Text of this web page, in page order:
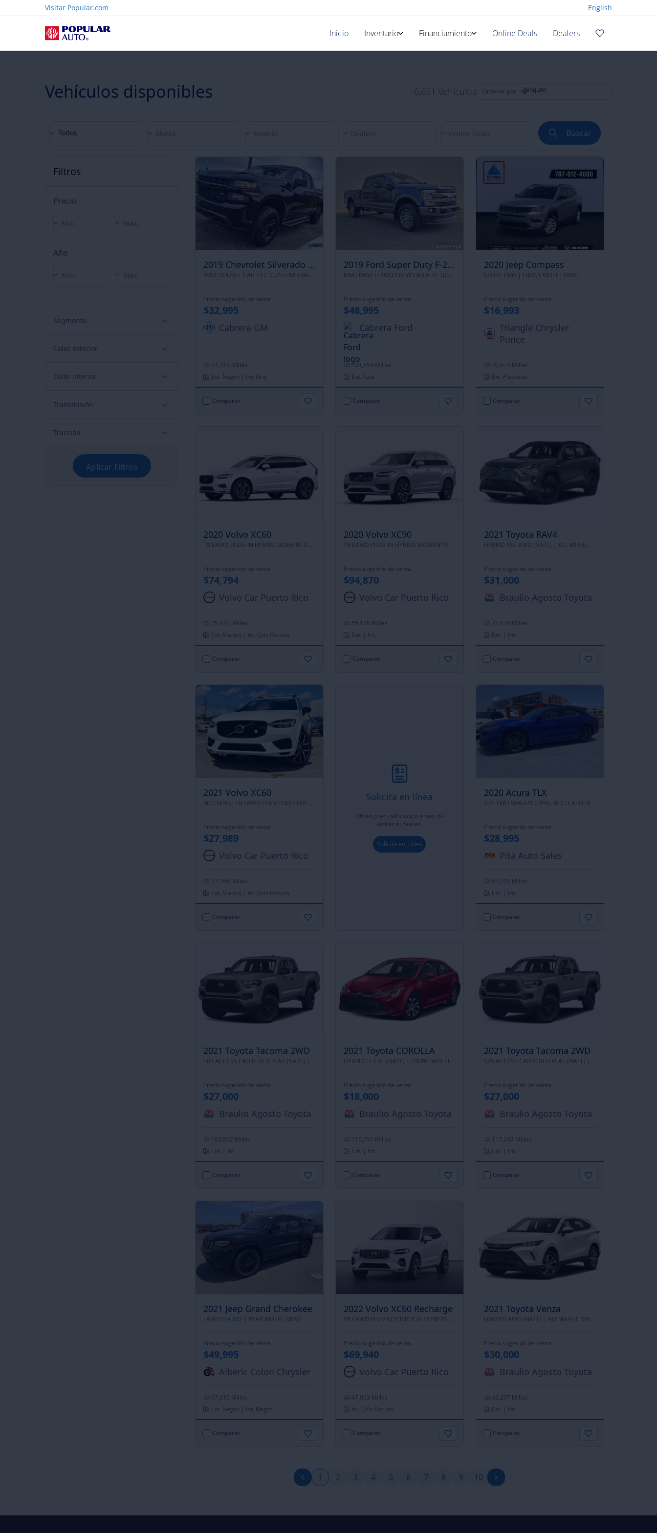
Visitar Popular.com English
Inicio
Inventario
Nuevos
Financiamiento
Solicita en Línea
Online Deals Dealers
Vehículos disponibles 6,651 Vehículos Ordenar por: Ninguno
Todos Buscar
Filtros
Precio
Año
Segmento
Color exterior
Color interior
Transmisión
Tracción
Aplicar Filtros
2019 Chevrolet Silverado 1500
4WD DOUBLE CAB 147" CUSTOM TRAIL BOSS | FOUR WHEEL DRIVE
Precio sugerido de venta
$32,995
Cabrera GM
74,319 Millas
Ext. Negro | Int. Gris
Comparar
2019 Ford Super Duty F-250 Srw
KING RANCH 4WD CREW CAB 6.75' BOX | FOUR WHEEL DRIVE
Precio sugerido de venta
$48,995
Cabrera Ford
124,554 Millas
Ext. Azul
Comparar
2020 Jeep Compass
SPORT FWD | FRONT WHEEL DRIVE
Precio sugerido de venta
$16,993
Triangle Chrysler
Ponce
70,974 Millas
Ext. Plateado
Comparar
2020 Volvo XC60
T8 EAWD PLUG-IN HYBRID MOMENTUM | ALL WHEEL DRIVE
Precio sugerido de venta
$74,794
Volvo Car Puerto Rico
75,870 Millas
Ext. Blanco | Int. Gris Oscuro
Comparar
2020 Volvo XC90
T8 EAWD PLUG-IN HYBRID MOMENTUM 7 PASSENGER | ALL WHEEL DRIVE
Precio sugerido de venta
$94,870
Volvo Car Puerto Rico
55,178 Millas
Ext. | Int.
Comparar
2021 Toyota RAV4
HYBRID XSE AWD (NATL) | ALL WHEEL DRIVE
Precio sugerido de venta
$31,000
Braulio Agosto Toyota
77,620 Millas
Ext. | Int.
Comparar
2021 Volvo XC60
RECHARGE T8 EAWD PHEV POLESTAR |
Precio sugerido de venta
$27,989
Volvo Car Puerto Rico
77,094 Millas
Ext. Blanco | Int. Gris Oscuro
Comparar
Solicita en línea
Obtén precualificación antes de
visitar el dealer.
Solicita en Línea
2020 Acura TLX
2.4L FWD W/A-SPEC PKG RED LEATHER |
Precio sugerido de venta
$28,995
Pita Auto Sales
65,021 Millas
Ext. | Int.
Comparar
2021 Toyota Tacoma 2WD
SR5 ACCESS CAB 6' BED I4 AT (NATL) |REAR WHEEL DRIVE
Precio sugerido de venta
$27,000
Braulio Agosto Toyota
103,832 Millas
Ext. | Int.
Comparar
2021 Toyota COROLLA
HYBRID LE CVT (NATL) | FRONT WHEEL DRIVE
Precio sugerido de venta
$18,000
Braulio Agosto Toyota
115,751 Millas
Ext. | Int.
Comparar
2021 Toyota Tacoma 2WD
SR5 ACCESS CAB 6' BED I4 AT (NATL) |REAR WHEEL DRIVE
Precio sugerido de venta
$27,000
Braulio Agosto Toyota
117,247 Millas
Ext. | Int.
Comparar
2021 Jeep Grand Cherokee
LAREDO X 4X2 | REAR WHEEL DRIVE
Precio sugerido de venta
$49,995
Alberic Colon Chrysler
67,610 Millas
Ext. Negro | Int. Negro
Comparar
2022 Volvo XC60 Recharge
T8 EAWD PHEV INSCRIPTION EXPRESSION | ALL WHEEL DRIVE
Precio sugerido de venta
$69,940
Volvo Car Puerto Rico
47,053 Millas
Int. Gris Oscuro
Comparar
2021 Toyota Venza
LIMITED AWD (NATL) | ALL WHEEL DRIVE
Precio sugerido de venta
$30,000
Braulio Agosto Toyota
42,237 Millas
Ext. | Int.
Comparar
1 2 3 4 5 6 7 8 9 10